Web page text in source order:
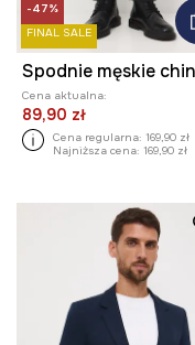
-47%
FINAL SALE
Cena aktualna:
89,90 zł
Cena regularna: 169,90 zł
Najniższa cena: 169,90 zł